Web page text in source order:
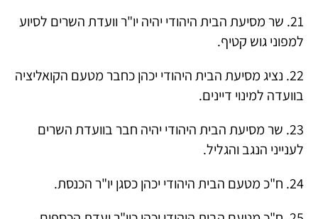
21. שר מסיעת הבית היהודי יהיה יו"ר וועדת השרים לסיוע
למפוני גוש קטיף.
22. נציג מסיעת הבית היהודי יכהן כחבר מטעם הקואליציה
בוועדה למינוי דיינים.
23. שר מסיעת הבית היהודי יהיה חבר בוועדת השרים
לענייני הנגב והגליל.
24. ח"כ מטעם הבית היהודי יכהן כסגן יו"ר הכנסת.